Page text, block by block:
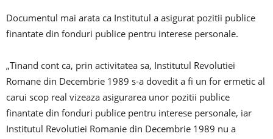
Documentul mai arata ca Institutul a asigurat pozitii publice
finantate din fonduri publice pentru interese personale.
„Tinand cont ca, prin activitatea sa, Institutul Revolutiei
Romane din Decembrie 1989 s-a dovedit a fi un for ermetic al
carui scop real vizeaza asigurarea unor pozitii publice
finantate din fonduri publice pentru interese personale, iar
Institutul Revolutiei Romanie din Decembrie 1989 nu a